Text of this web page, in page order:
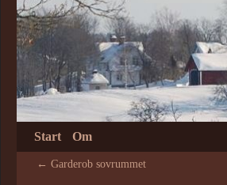
Start Om
← Garderob sovrummet